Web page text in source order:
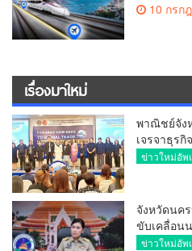
10 กรก
เรื่องมาใหม่
พาณิชย์จัง
เจรจาธุร
การ ขยาย
ข่าวใหม่อัพ
จังหวัดนค
ขับเคลื่อน
ระดับการ
ข่าวใหม่อัพ